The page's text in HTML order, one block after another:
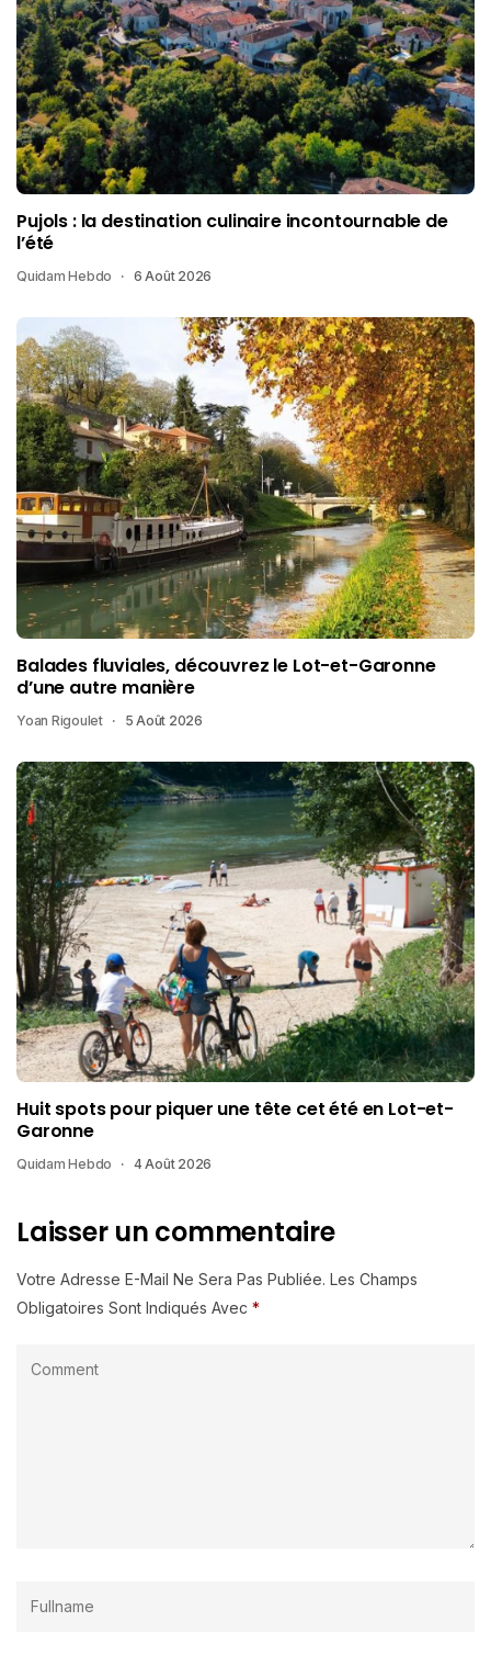
Pujols : la destination culinaire incontournable de
l’été
Quidam Hebdo 6 Août 2026
Balades fluviales, découvrez le Lot-et-Garonne
d’une autre manière
Yoan Rigoulet 5 Août 2026
Huit spots pour piquer une tête cet été en Lot-et-
Garonne
Quidam Hebdo 4 Août 2026
Laisser un commentaire
Votre Adresse E-Mail Ne Sera Pas Publiée. Les Champs
Obligatoires Sont Indiqués Avec *